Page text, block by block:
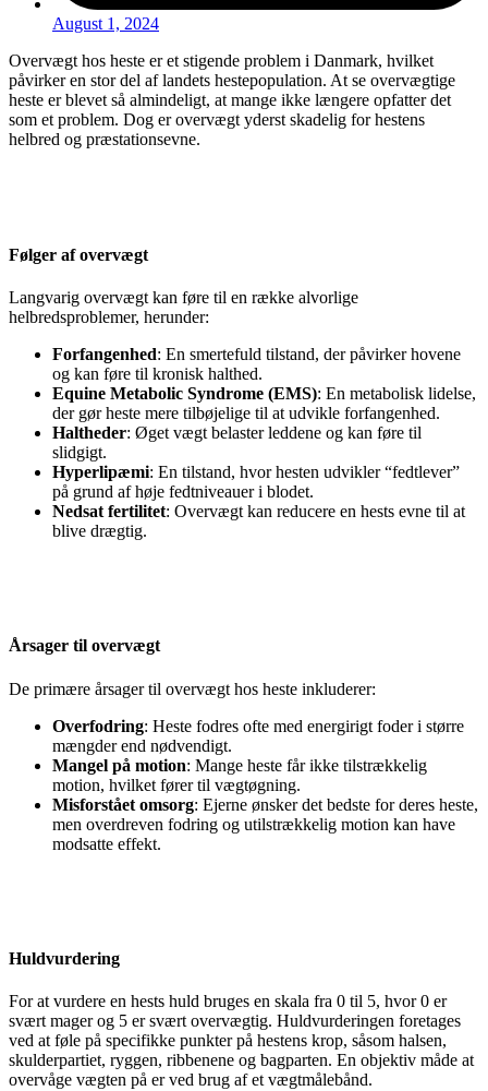
August 1, 2024
Overvægt hos heste er et stigende problem i Danmark, hvilket
påvirker en stor del af landets hestepopulation. At se overvægtige
heste er blevet så almindeligt, at mange ikke længere opfatter det
som et problem. Dog er overvægt yderst skadelig for hestens
helbred og præstationsevne.
Følger af overvægt
Langvarig overvægt kan føre til en række alvorlige
helbredsproblemer, herunder:
Forfangenhed: En smertefuld tilstand, der påvirker hovene
og kan føre til kronisk halthed.
Equine Metabolic Syndrome (EMS): En metabolisk lidelse,
der gør heste mere tilbøjelige til at udvikle forfangenhed.
Haltheder: Øget vægt belaster leddene og kan føre til
slidgigt.
Hyperlipæmi: En tilstand, hvor hesten udvikler “fedtlever”
på grund af høje fedtniveauer i blodet.
Nedsat fertilitet: Overvægt kan reducere en hests evne til at
blive drægtig.
Årsager til overvægt
De primære årsager til overvægt hos heste inkluderer:
Overfodring: Heste fodres ofte med energirigt foder i større
mængder end nødvendigt.
Mangel på motion: Mange heste får ikke tilstrækkelig
motion, hvilket fører til vægtøgning.
Misforstået omsorg: Ejerne ønsker det bedste for deres heste,
men overdreven fodring og utilstrækkelig motion kan have
modsatte effekt.
Huldvurdering
For at vurdere en hests huld bruges en skala fra 0 til 5, hvor 0 er
svært mager og 5 er svært overvægtig. Huldvurderingen foretages
ved at føle på specifikke punkter på hestens krop, såsom halsen,
skulderpartiet, ryggen, ribbenene og bagparten. En objektiv måde at
overvåge vægten på er ved brug af et vægtmålebånd.